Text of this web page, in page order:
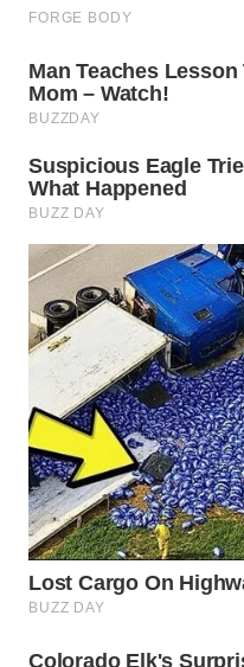
WN
TIMUR
WN
SEMARANG
WN
SOLO
WN
BOROBUDUR
WN
MADURA
WN
SURABAYA
WN
NATUNA
WN